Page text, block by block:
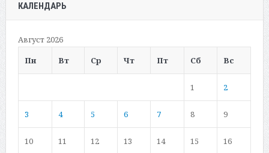
КАЛЕНДАРЬ
Август 2026
Пн
Вт Ср Чт Пт Сб Вс
1 2
3 4 5 6 7 8 9
10 11 12 13 14 15 16